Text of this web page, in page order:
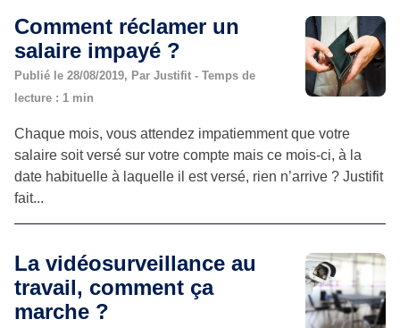
Comment réclamer un
salaire impayé ?
Publié le 28/08/2019, Par Justifit - Temps de
lecture : 1 min
Chaque mois, vous attendez impatiemment que votre
salaire soit versé sur votre compte mais ce mois-ci, à la
date habituelle à laquelle il est versé, rien n’arrive ? Justifit
fait...
La vidéosurveillance au
travail, comment ça
marche ?